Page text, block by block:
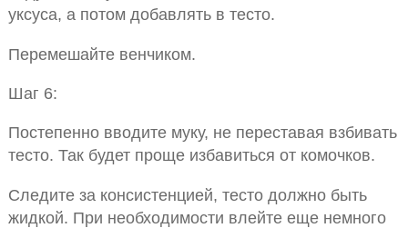
уксуса, а потом добавлять в тесто.
Перемешайте венчиком.
Шаг 6:
Постепенно вводите муку, не переставая взбивать
тесто. Так будет проще избавиться от комочков.
Следите за консистенцией, тесто должно быть
жидкой. При необходимости влейте еще немного